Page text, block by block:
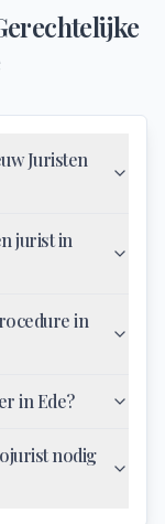
Juristen
jurist in
in
in Ede?
nodig